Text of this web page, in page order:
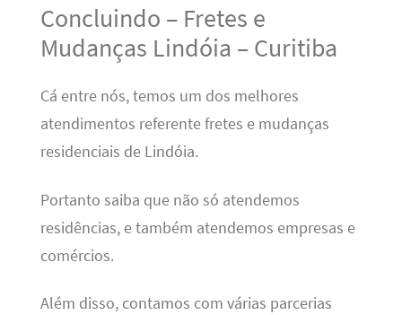
Concluindo – Fretes e
Mudanças Lindóia – Curitiba
Cá entre nós, temos um dos melhores
atendimentos referente fretes e mudanças
residenciais de Lindóia.
Portanto saiba que não só atendemos
residências, e também atendemos empresas e
comércios.
Além disso, contamos com várias parcerias